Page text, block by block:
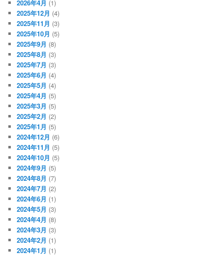
2026年4月 (1)
2025年12月 (4)
2025年11月 (3)
2025年10月 (5)
2025年9月 (8)
2025年8月 (3)
2025年7月 (3)
2025年6月 (4)
2025年5月 (4)
2025年4月 (5)
2025年3月 (5)
2025年2月 (2)
2025年1月 (5)
2024年12月 (6)
2024年11月 (5)
2024年10月 (5)
2024年9月 (5)
2024年8月 (7)
2024年7月 (2)
2024年6月 (1)
2024年5月 (3)
2024年4月 (8)
2024年3月 (3)
2024年2月 (1)
2024年1月 (1)